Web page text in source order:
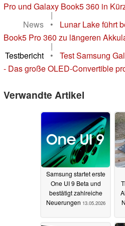
Pro und Galaxy Book5 360 in
|
News
•
Lunar Lake führt
Book5 Pro 360 zu längeren
|
Testbericht
•
Test Samsung
- Das große OLED-Convertible
Verwandte Artikel
Samsung startet erste
One UI 9 Beta und
bestätigt zahlreiche
Neuerungen 13.05.2026